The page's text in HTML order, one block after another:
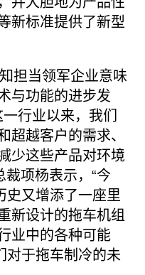
新标准提供了新型
担当领军企业意味
与功能的进步发
行业以来，我们
超越客户的需求、
少这些产品对环境
项杨表示，“今
又增添了一座里
新设计的拖车机组
业中的各种可能
于拖车制冷的未